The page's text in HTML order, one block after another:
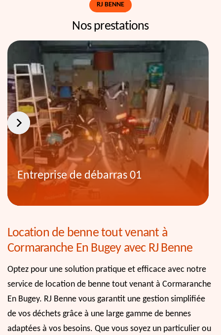
RJ BENNE
Nos prestations
Entreprise de débarras 01
Location de benne tout venant à
Cormaranche En Bugey avec RJ Benne
Optez pour une solution pratique et efficace avec notre
service de location de benne tout venant à Cormaranche
En Bugey. RJ Benne vous garantit une gestion simplifiée
de vos déchets grâce à une large gamme de bennes
adaptées à vos besoins. Que vous soyez un particulier ou